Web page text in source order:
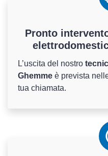
Pronto
L’uscita del nostro
Ghemme è prevista
tua chiamata.